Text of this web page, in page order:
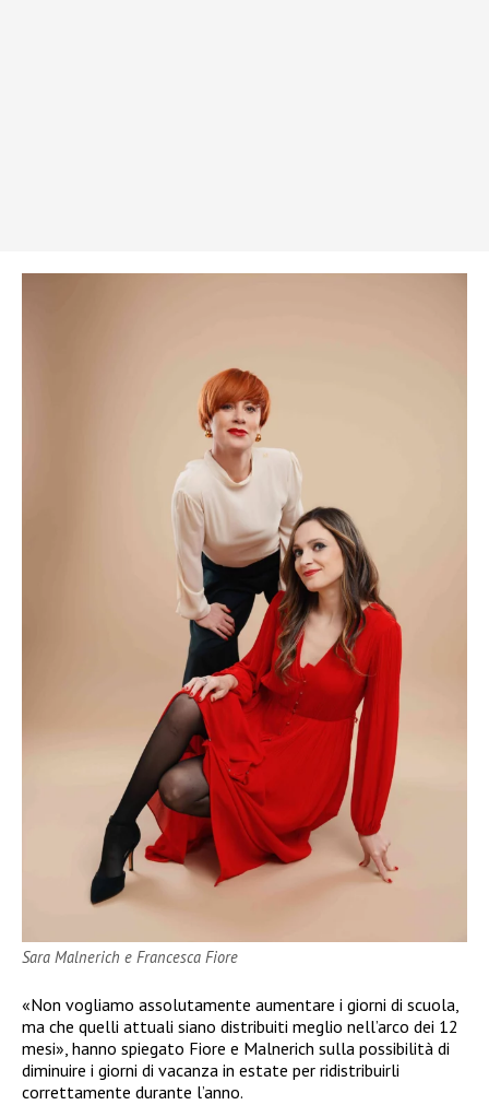
Sara Malnerich e Francesca Fiore
«Non vogliamo assolutamente aumentare i giorni di scuola,
ma che quelli attuali siano distribuiti meglio nell’arco dei 12
mesi», hanno spiegato Fiore e Malnerich sulla possibilità di
diminuire i giorni di vacanza in estate per ridistribuirli
correttamente durante l’anno.